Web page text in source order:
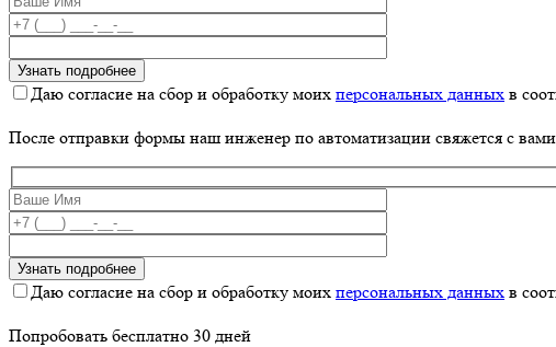
Даю согласие на сбор и обработку моих персональных данных в
После отправки формы наш инженер по автоматизации свяжется с вами
Даю согласие на сбор и обработку моих персональных данных в
Попробовать бесплатно 30 дней